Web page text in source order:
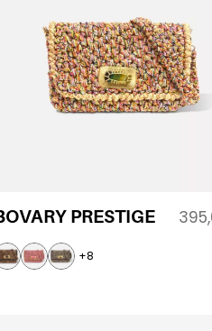
PRESTIGE
+8